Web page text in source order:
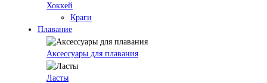
Хоккей
Краги
Плавание
Аксессуары для плавания
Ласты